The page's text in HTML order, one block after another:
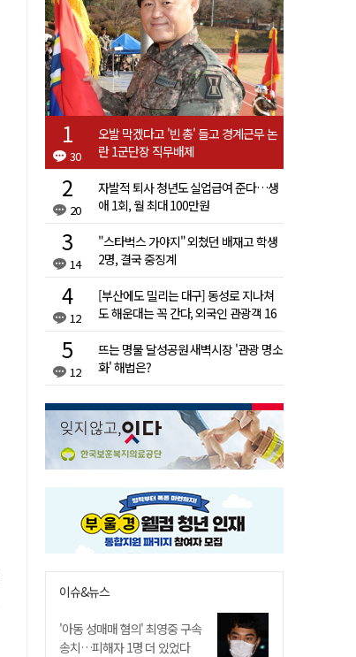
30
오발 막겠다고 '빈 총' 들고 경계근무 논
란 1군단장 직무배제
20
자발적 퇴사 청년도 실업급여 준다…생
애 1회, 월 최대 100만원
14
"스타벅스 가야지" 외쳤던 배재고 학생
2명, 결국 중징계
12
[부산에도 밀리는 대구] 동성로 지나쳐
도 해운대는 꼭 간다, 외국인 관광객 16
12
뜨는 명물 달성공원 새벽시장 '관광 명소
화' 해법은?
이슈&뉴스
'아동 성매매 혐의' 최영중 구속
송치…피해자 1명 더 있었다